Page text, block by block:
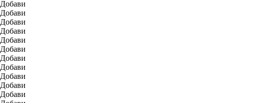
Добави
Добави
Добави
Добави
Добави
Добави
Добави
Добави
Добави
Добави
Добави